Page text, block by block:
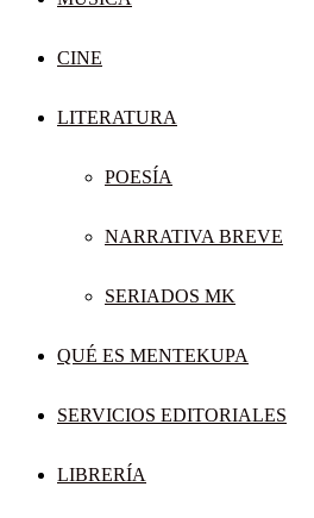
CINE
LITERATURA
POESÍA
NARRATIVA BREVE
SERIADOS MK
QUÉ ES MENTEKUPA
SERVICIOS EDITORIALES
LIBRERÍA